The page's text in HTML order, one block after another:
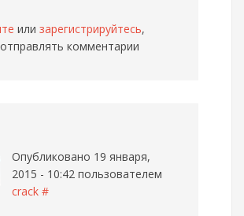
или зарегистрируйтесь,
комментарии
Опубликовано 19 января,
2015 - 10:42 пользователем
crack #